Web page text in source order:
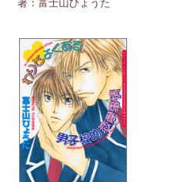
著：富士山ひょうた